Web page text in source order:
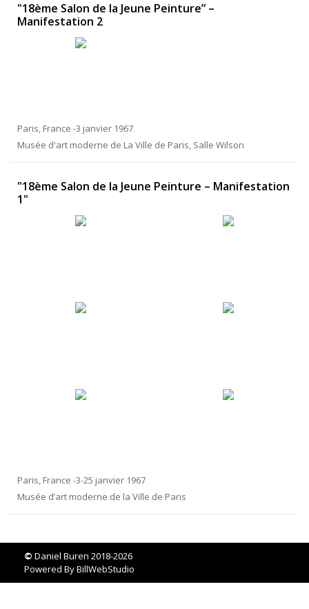
"18ème Salon de la Jeune Peinture” –
Manifestation 2
Paris, France -3 janvier 1967
Musée d'art moderne de La Ville de Paris, Salle Wilson
"18ème Salon de la Jeune Peinture – Manifestation
1"
Paris, France -3-25 janvier 1967
Musée d’art moderne de la Ville de Paris
© Daniel Buren 2018-2026
Powered ByBillWebStudio